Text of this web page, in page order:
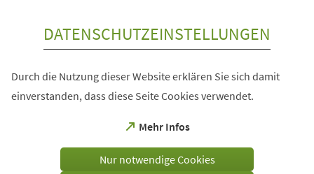
DATENSCHUTZEINSTELLUNGEN
Durch die Nutzung dieser Website erklären Sie sich damit
einverstanden, dass diese Seite Cookies verwendet.
Mehr Infos
(Öffnet
einem
Nur notwendige Cookies